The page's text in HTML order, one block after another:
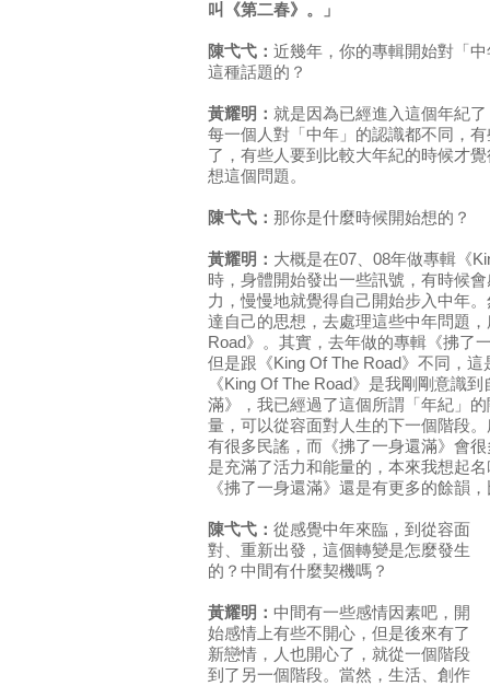
叫《第二春》。」
陳弋弋： 近幾年，你的專輯開始對「
這種話題的？
黃耀明： 就是因為已經進入這個年紀
每一個人對「中年」的認識都不同，
了，有些人要到比較大年紀的時候才
想這個問題。
陳弋弋： 那你是什麼時候開始想的？
黃耀明： 大概是在07、08年做專輯《
時，身體開始發出一些訊號，有時候
力，慢慢地就覺得自己開始步入中年
達自己的思想，去處理這些中年問題
Road》。其實，去年做的專輯《拂了
但是跟《King Of The Road》不同，
《King Of The Road》是我剛剛意識
滿》，我已經過了這個所謂「年紀」
量，可以從容面對人生的下一個階段
有很多民謠，而《拂了一身還滿》會
是充滿了活力和能量的，本來我想起
《拂了一身還滿》還是有更多的餘韻
陳弋弋： 從感覺中年來臨，到從容面
對、重新出發，這個轉變是怎麼發生
的？中間有什麼契機嗎？
黃耀明： 中間有一些感情因素吧，開
始感情上有些不開心，但是後來有了
新戀情，人也開心了，就從一個階段
到了另一個階段。當然，生活、創作